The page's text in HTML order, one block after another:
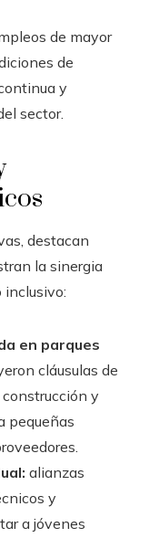
de mayor
de
y
sector.
destacan
la sinergia
inclusivo:
en parques
cláusulas de
y
pequeñas
alianzas
y
a jóvenes